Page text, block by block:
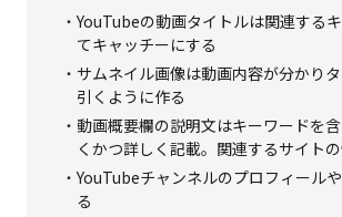
YouTubeの動画タイトルは関連する
てキャッチーにする
サムネイル画像は動画内容が分かり
引くように作る
動画概要欄の説明文はキーワードを
くかつ詳しく記載。関連するサイト
YouTubeチャンネルのプロフィール
る